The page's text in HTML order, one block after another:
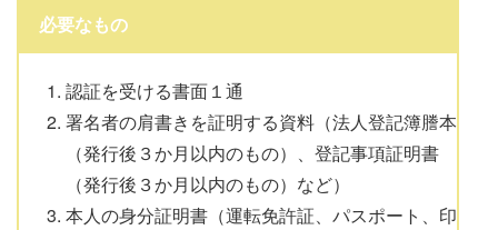
必要なもの
認証を受ける書面１通
署名者の肩書きを証明する資料（法人登記簿謄本
（発行後３か月以内のもの）、登記事項証明書
（発行後３か月以内のもの）など）
本人の身分証明書（運転免許証、パスポート、印